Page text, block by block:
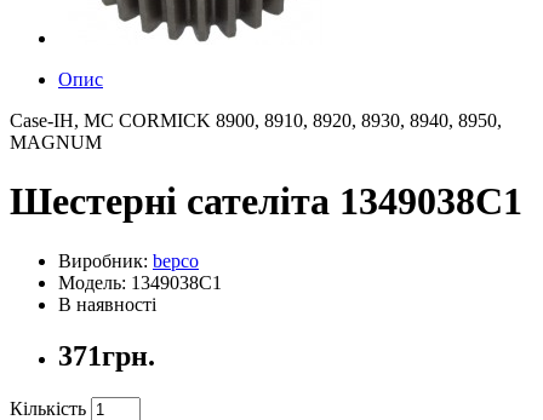
Опис
Case-IH, MC CORMICK 8900, 8910, 8920, 8930, 8940, 8950,
MAGNUM
Шестерні сателіта 1349038C1
Виробник: bepco
Модель: 1349038C1
В наявності
371грн.
Кількість